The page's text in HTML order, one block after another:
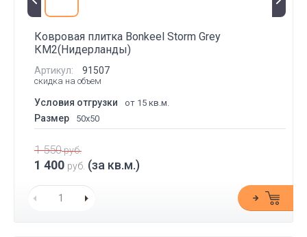
Ковровая плитка Bonkeel Storm Grey
КМ2(Нидерланды)
Артикул: 91507
скидка на объем
Условия отгрузки от 15 кв.м.
Размер 50x50
1 550руб.
1 400 руб. (за кв.м.)